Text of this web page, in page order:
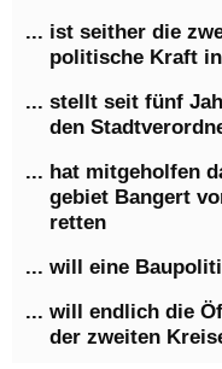
... ist seither die
politische Kraft
... stellt seit fünf
den
... hat mitgeholfen
gebiet Bangert
retten
... will eine
... will endlich die
der zweiten